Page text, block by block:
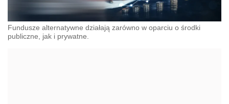
Fundusze alternatywne działają zarówno w oparciu o środki
publiczne, jak i prywatne.